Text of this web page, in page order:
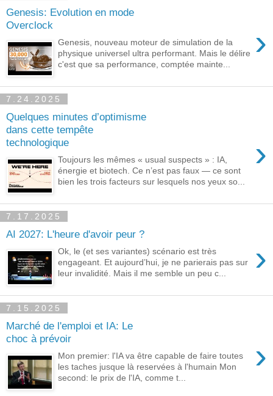
Genesis: Evolution en mode
Overclock
›
Genesis, nouveau moteur de simulation de la
physique universel ultra performant. Mais le délire
c'est que sa performance, comptée mainte...
7.24.2025
Quelques minutes d’optimisme
dans cette tempête
technologique
›
Toujours les mêmes « usual suspects » : IA,
énergie et biotech. Ce n’est pas faux — ce sont
bien les trois facteurs sur lesquels nos yeux so...
7.17.2025
AI 2027: L'heure d'avoir peur ?
›
Ok, le (et ses variantes) scénario est très
engageant. Et aujourd’hui, je ne parierais pas sur
leur invalidité. Mais il me semble un peu c...
7.15.2025
Marché de l'emploi et IA: Le
choc à prévoir
›
Mon premier: l'IA va être capable de faire toutes
les taches jusque là reservées à l'humain Mon
second: le prix de l'IA, comme t...